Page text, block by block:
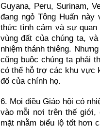
Guyana, Peru, Surinam,
đang ngỏ Tông Huấn
thức tình cảm và sự
vùng đất của chúng ta,
nhiệm thánh thiêng.
cũng buộc chúng ta phải
có thể hỗ trợ các khu vực
đố của chính họ.
6. Mọi điều Giáo hội có
vào mỗi nơi trên thế giới,
mặt nhằm biểu lộ tốt hơn